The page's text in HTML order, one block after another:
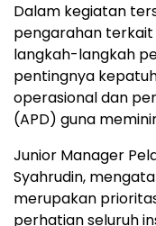
Dalam kegiatan
pengarahan terkait
langkah-langkah
pentingnya
operasional dan
(APD) guna
Junior Manager
Syahrudin,
merupakan
perhatian seluruh